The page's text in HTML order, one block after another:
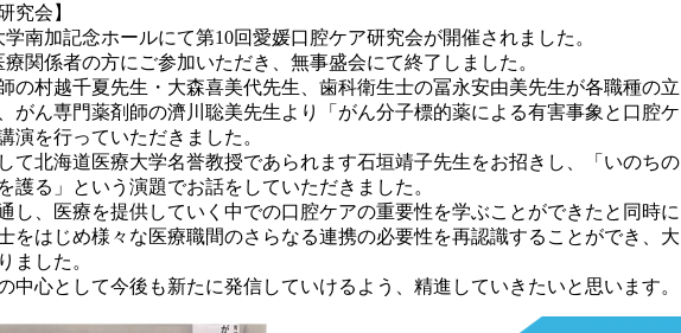
究会】
学南加記念ホールにて第10回愛媛口腔ケア研究会が開催されました。
療関係者の方にご参加いただき、無事盛会にて終了しました。
の村越千夏先生・大森喜美代先生、歯科衛生士の冨永安由美先生が各職種の立
がん専門薬剤師の濟川聡美先生より「がん分子標的薬による有害事象と口腔ケ
演を行っていただきました。
て北海道医療大学名誉教授であられます石垣靖子先生をお招きし、「いのちの
護る」という演題でお話をしていただきました。
し、医療を提供していく中での口腔ケアの重要性を学ぶことができたと同時に
をはじめ様々な医療職間のさらなる連携の必要性を再認識することができ、大
ました。
中心として今後も新たに発信していけるよう、精進していきたいと思います。